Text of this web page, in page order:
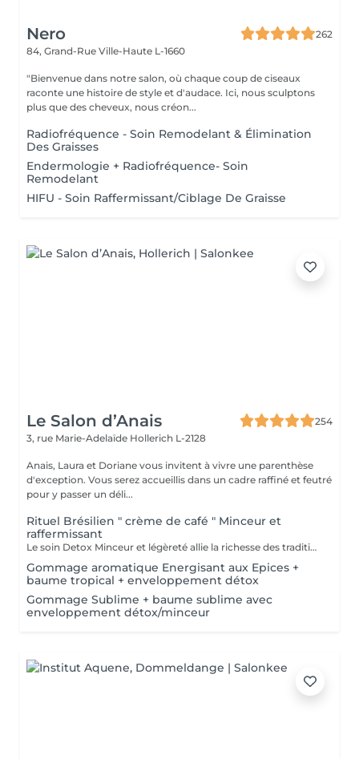
Nero
262
84, Grand-Rue Ville-Haute L-1660
"Bienvenue dans notre salon, où chaque coup de ciseaux
raconte une histoire de style et d'audace. Ici, nous sculptons
plus que des cheveux, nous créon...
Radiofréquence - Soin Remodelant & Élimination
Des Graisses
Endermologie + Radiofréquence- Soin
Remodelant
HIFU - Soin Raffermissant/Ciblage De Graisse
Le Salon d’Anais
254
3, rue Marie-Adelaïde Hollerich L-2128
Anais, Laura et Doriane vous invitent à vivre une parenthèse
d'exception. Vous serez accueillis dans un cadre raffiné et feutré
pour y passer un déli...
Rituel Brésilien " crème de café " Minceur et
raffermissant
Le soin Detox Minceur et légèreté allie la richesse des traditions et pharmacopées brésiliennes et indiennes. Les mouvements vont, de façon alternatives, oxygéner et les drainer les tissus afin de raffermir et detoxifier le corps et le mental. Ce soin est pratiqué avec la Crème de Café Minceur, l'Huile Ayurvédique et un enveloppement personnalisé. * Possibilité de faire un abonnement 5+ 1 offert
Gommage aromatique Energisant aux Epices +
baume tropical + enveloppement détox
Gommage Sublime + baume sublime avec
enveloppement détox/minceur